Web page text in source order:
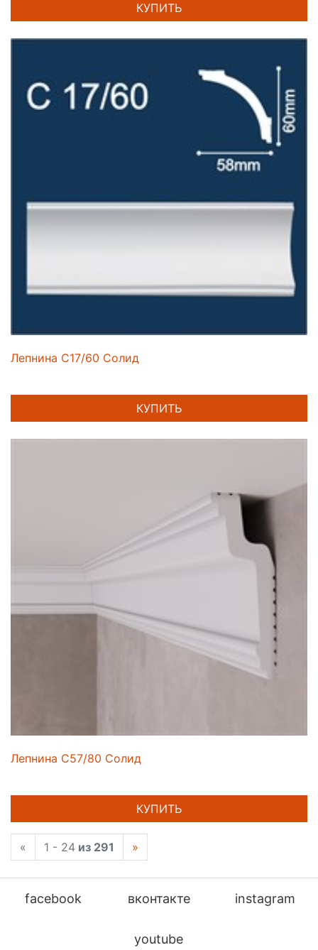
КУПИТЬ
Лепнина C17/60 Солид
КУПИТЬ
Лепнина C57/80 Солид
КУПИТЬ
« 1 - 24 из 291 »
facebook вконтакте instagram
youtube